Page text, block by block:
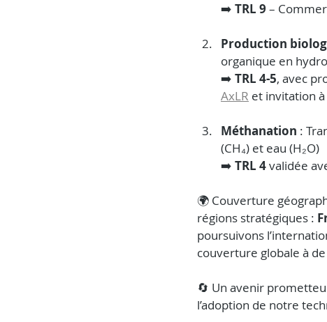
➡️ TRL 9 –
Production
organique en
➡️ TRL 4-5, avec
AxLR et invitation à
Méthanation :
(CH₄) et eau (H₂O)
➡️ TRL 4 validée
🌍 Couverture
régions stratégiques :
poursuivons
couverture globale à de
🔄 Un avenir
l’adoption de notre